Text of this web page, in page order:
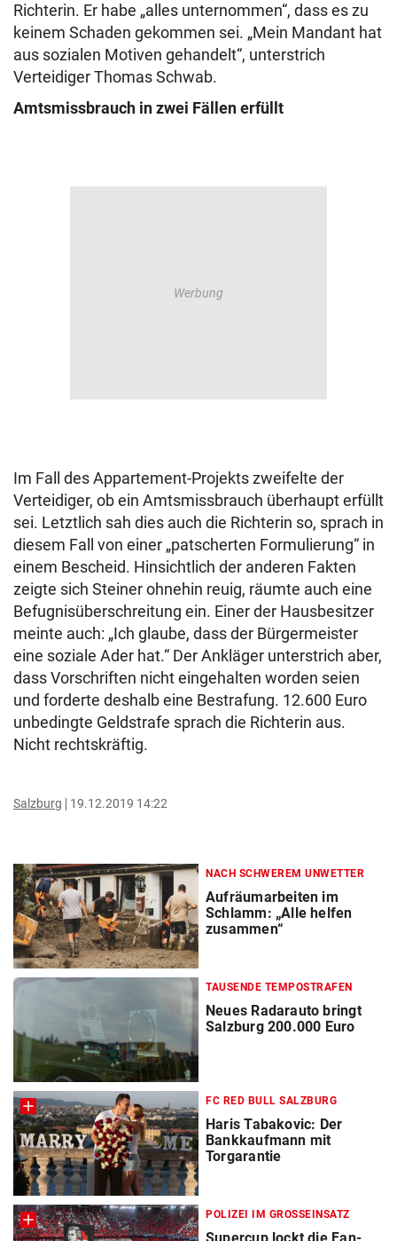
Richterin. Er habe „alles unternommen“, dass es zu
keinem Schaden gekommen sei. „Mein Mandant hat
aus sozialen Motiven gehandelt“, unterstrich
Verteidiger Thomas Schwab.
Amtsmissbrauch in zwei Fällen erfüllt
Im Fall des Appartement-Projekts zweifelte der
Verteidiger, ob ein Amtsmissbrauch überhaupt erfüllt
sei. Letztlich sah dies auch die Richterin so, sprach in
diesem Fall von einer „patscherten Formulierung“ in
einem Bescheid. Hinsichtlich der anderen Fakten
zeigte sich Steiner ohnehin reuig, räumte auch eine
Befugnisüberschreitung ein. Einer der Hausbesitzer
meinte auch: „Ich glaube, dass der Bürgermeister
eine soziale Ader hat.“ Der Ankläger unterstrich aber,
dass Vorschriften nicht eingehalten worden seien
und forderte deshalb eine Bestrafung. 12.600 Euro
unbedingte Geldstrafe sprach die Richterin aus.
Nicht rechtskräftig.
Salzburg 19.12.2019 14:22
NACH SCHWEREM UNWETTER
Aufräumarbeiten im
Schlamm: „Alle helfen
zusammen“
TAUSENDE TEMPOSTRAFEN
Neues Radarauto bringt
Salzburg 200.000 Euro
FC RED BULL SALZBURG
Haris Tabakovic: Der
Bankkaufmann mit
Torgarantie
POLIZEI IM GROSSEINSATZ